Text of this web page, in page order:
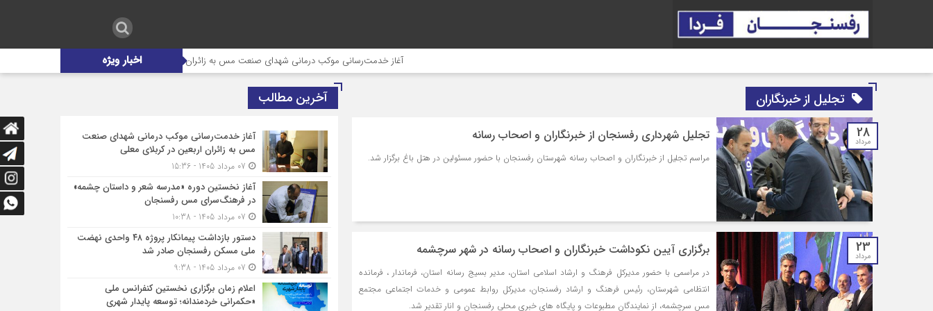
اخبار ویژهآغاز خدمت‌رسانی موکب درمانی شهدای صنعت مس به زائران اربعین در کربلای معلی
تجلیل از خبرنگاران
28
مرداد تجلیل شهرداری رفسنجان از خبرنگاران و اصحاب رسانه
مراسم تجلیل از خبرنگاران و اصحاب رسانه شهرستان رفسنجان با حضور مسئولین در هتل باغ برگزار شد.
23
مرداد برگزاری آیین نکوداشت خبرنگاران و اصحاب رسانه در شهر سرچشمه
در مراسمی با حضور مدیرکل فرهنگ و ارشاد اسلامی استان، مدیر بسیج رسانه استان، فرماندار ، فرمانده
انتظامی شهرستان، رئیس فرهنگ و ارشاد رفسنجان، مدیرکل روابط عمومی و خدمات اجتماعی مجتمع
مس سرچشمه، از نمایندگان مطبوعات و پایگاه های خبری محلی رفسنجان و انار تقدیر شد.
آخرین مطالب
آغاز خدمت‌رسانی موکب درمانی شهدای صنعت
مس به زائران اربعین در کربلای معلی
آغاز نخستین دوره «مدرسه شعر و داستان چشمه»
در فرهنگ‌سرای مس رفسنجان
دستور بازداشت پیمانکار پروژه ۴۸ واحدی نهضت
ملی مسکن رفسنجان صادر شد
اعلام زمان برگزاری نخستین کنفرانس ملی
«حکمرانی خردمندانه؛ توسعه پایدار شهری